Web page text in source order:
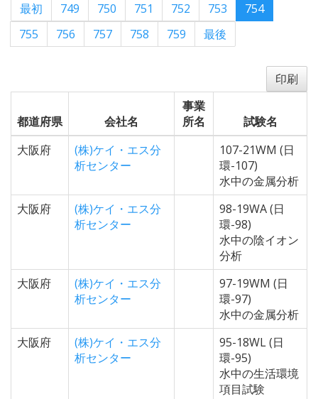
最初 749 750 751 752 753
754
755
756 757 758 759 最後
印刷
都道府県 会社名
事業
所名
試験名
大阪府
(株)ケイ・エス分
析センター
107-21WM (日
環-107)
水中の金属分析
大阪府
(株)ケイ・エス分
析センター
98-19WA (日
環-98)
水中の陰イオン
分析
大阪府
(株)ケイ・エス分
析センター
97-19WM (日
環-97)
水中の金属分析
大阪府
(株)ケイ・エス分
析センター
95-18WL (日
環-95)
水中の生活環境
項目試験